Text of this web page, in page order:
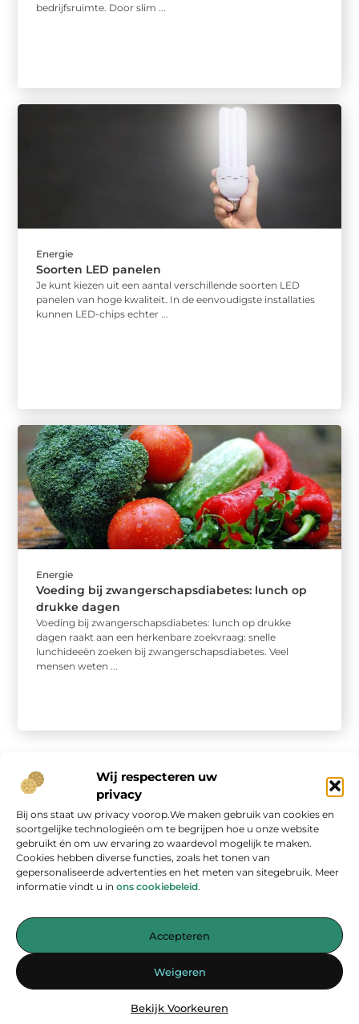
Wij respecteren uw
privacy
Bij ons staat uw privacy voorop.We maken gebruik van cookies en
soortgelijke technologieën om te begrijpen hoe u onze website
gebruikt én om uw ervaring zo waardevol mogelijk te maken.
Cookies hebben diverse functies, zoals het tonen van
gepersonaliseerde advertenties en het meten van sitegebruik. Meer
informatie vindt u in ons cookiebeleid.
Accepteren
Weigeren
Bekijk Voorkeuren
bedrijfsruimte. Door slim ...
Energie
Soorten LED panelen
Je kunt kiezen uit een aantal verschillende soorten LED
panelen van hoge kwaliteit. In de eenvoudigste installaties
kunnen LED-chips echter ...
Energie
Voeding bij zwangerschapsdiabetes: lunch op
drukke dagen
Voeding bij zwangerschapsdiabetes: lunch op drukke
dagen raakt aan een herkenbare zoekvraag: snelle
lunchideeën zoeken bij zwangerschapsdiabetes. Veel
mensen weten ...
Jouw bron voor inspirerende blogs en waardevolle inzichten
— Laat je inspireren door verhelderende verhalen, praktische tips
Begin vandaag nog met ontdekken op
Onze informatie